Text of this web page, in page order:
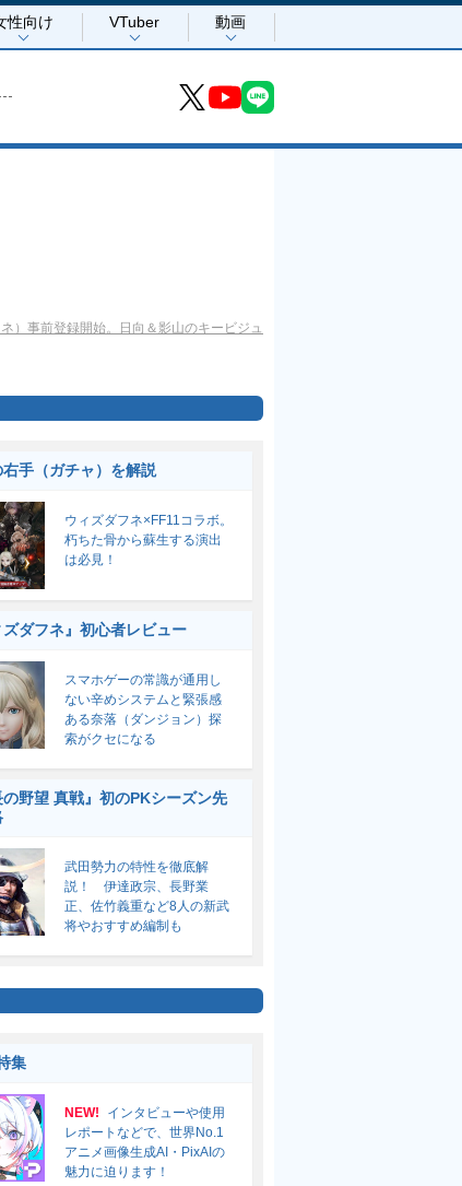
性向け VTuber 動画
）事前登録開始。日向＆影山のキービジュ
手（ガチャ）を解説
ウィズダフネ×FF11コラボ。
朽ちた骨から蘇生する演出
は必見！
ズダフネ』初心者レビュー
スマホゲーの常識が通用し
ない辛めシステムと緊張感
ある奈落（ダンジョン）探
索がクセになる
の野望 真戦』初のPKシーズン先
武田勢力の特性を徹底解
説！ 伊達政宗、長野業
正、佐竹義重など8人の新武
将やおすすめ編制も
集
NEW!
インタビューや使用
レポートなどで、世界No.1
アニメ画像生成AI・PixAIの
魅力に迫ります！